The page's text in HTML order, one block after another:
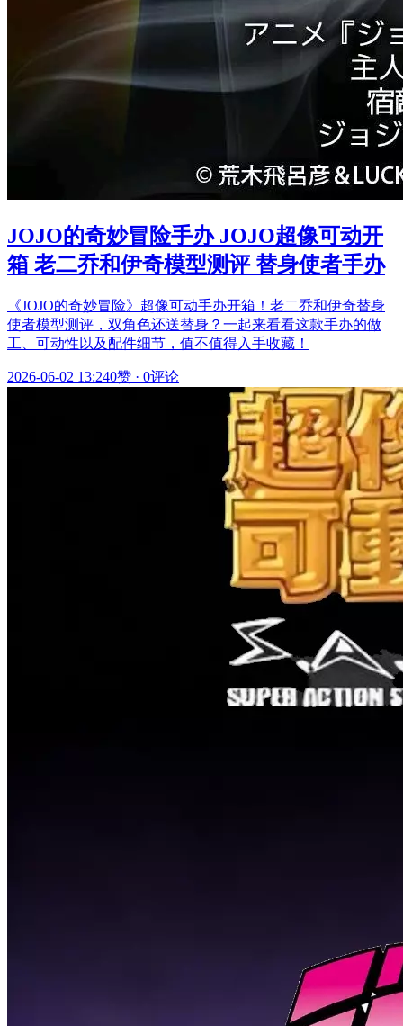
JOJO的奇妙冒险手办 JOJO超像可动开
箱 老二乔和伊奇模型测评 替身使者手办
《JOJO的奇妙冒险》超像可动手办开箱！老二乔和伊奇替身
使者模型测评，双角色还送替身？一起来看看这款手办的做
工、可动性以及配件细节，值不值得入手收藏！
2026-06-02 13:240赞 · 0评论